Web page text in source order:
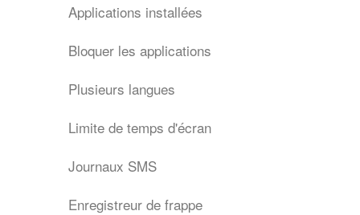
Applications installées
Bloquer les applications
Plusieurs langues
Limite de temps d'écran
Journaux SMS
Enregistreur de frappe